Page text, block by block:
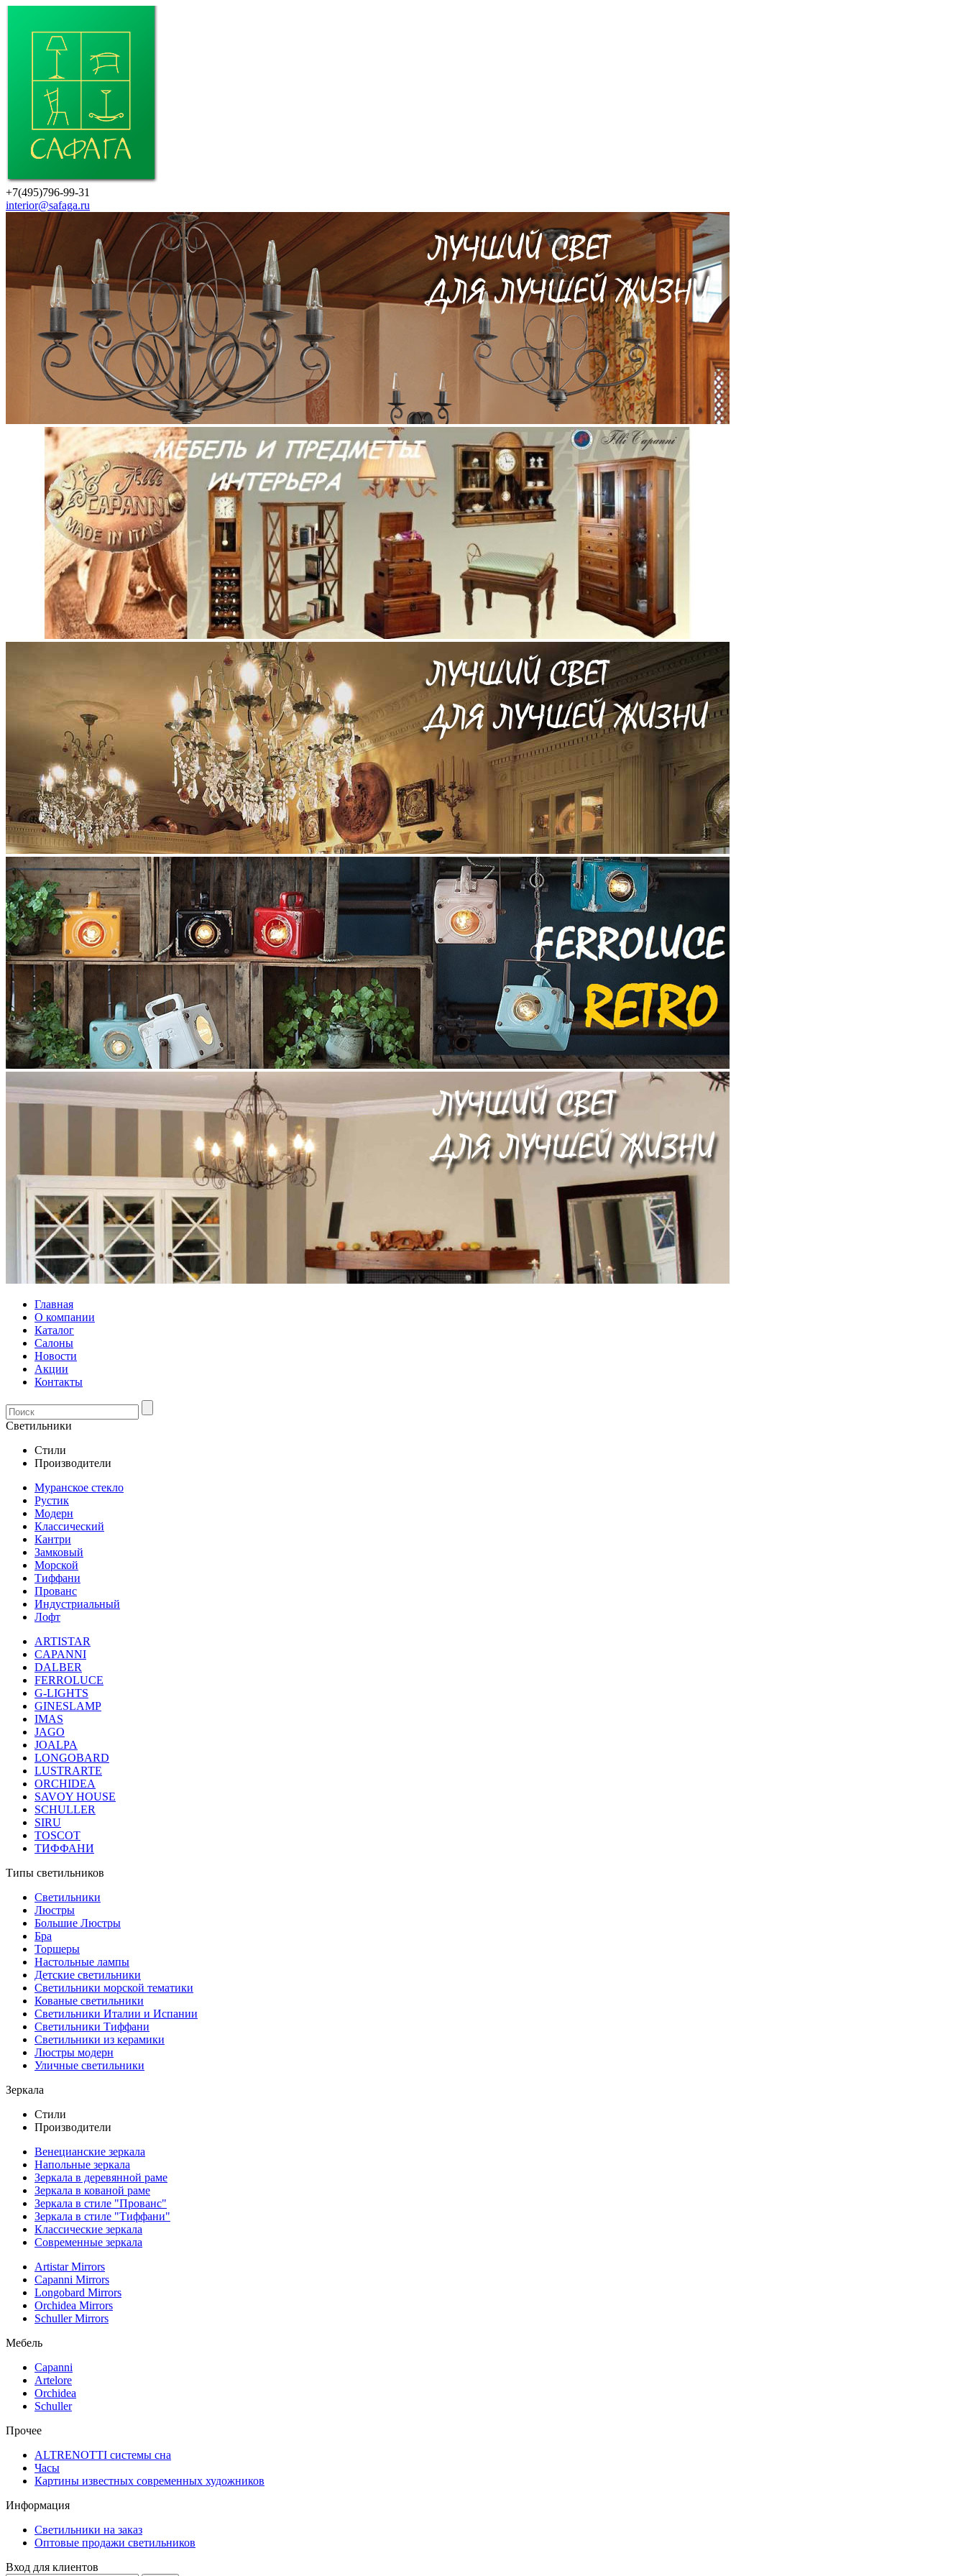
+7(495)796-99-31
interior@safaga.ru
Главная
О компании
Каталог
Салоны
Новости
Акции
Контакты
Светильники
Стили
Производители
Муранское стекло
Рустик
Модерн
Классический
Кантри
Замковый
Морской
Тиффани
Прованс
Индустриальный
Лофт
ARTISTAR
CAPANNI
DALBER
FERROLUCE
G-LIGHTS
GINESLAMP
IMAS
JAGO
JOALPA
LONGOBARD
LUSTRARTE
ORCHIDEA
SAVOY HOUSE
SCHULLER
SIRU
TOSCOT
ТИФФАНИ
Типы светильников
Светильники
Люстры
Большие Люстры
Бра
Торшеры
Настольные лампы
Детские светильники
Светильники морской тематики
Кованые светильники
Светильники Италии и Испании
Светильники Тиффани
Светильники из керамики
Люстры модерн
Уличные светильники
Зеркала
Стили
Производители
Венецианские зеркала
Напольные зеркала
Зеркала в деревянной раме
Зеркала в кованой раме
Зеркала в стиле "Прованс"
Зеркала в стиле "Тиффани"
Классические зеркала
Современные зеркала
Artistar Mirrors
Capanni Mirrors
Longobard Mirrors
Orchidea Mirrors
Schuller Mirrors
Мебель
Capanni
Artelore
Orchidea
Schuller
Прочее
ALTRENOTTI системы сна
Часы
Картины известных современных художников
Информация
Светильники на заказ
Оптовые продажи светильников
Вход для клиентов